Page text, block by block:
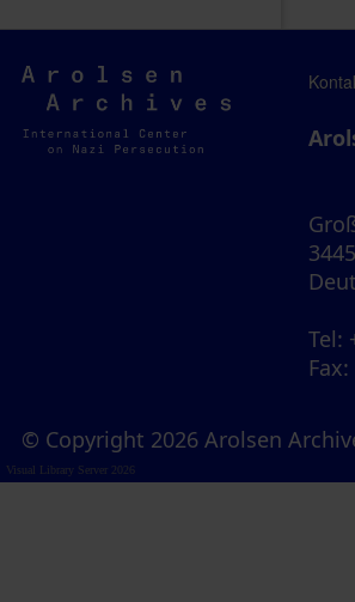
Arolsen
Archives
Tel:
Fax:
© Copyright 2026 Arolsen
Visual Library Server 2026